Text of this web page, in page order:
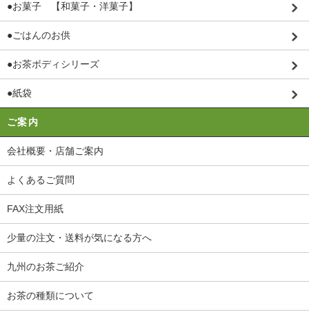
●お菓子 【和菓子・洋菓子】
●ごはんのお供
●お茶ボディシリーズ
●紙袋
ご案内
会社概要・店舗ご案内
よくあるご質問
FAX注文用紙
少量の注文・送料が気になる方へ
九州のお茶ご紹介
お茶の種類について